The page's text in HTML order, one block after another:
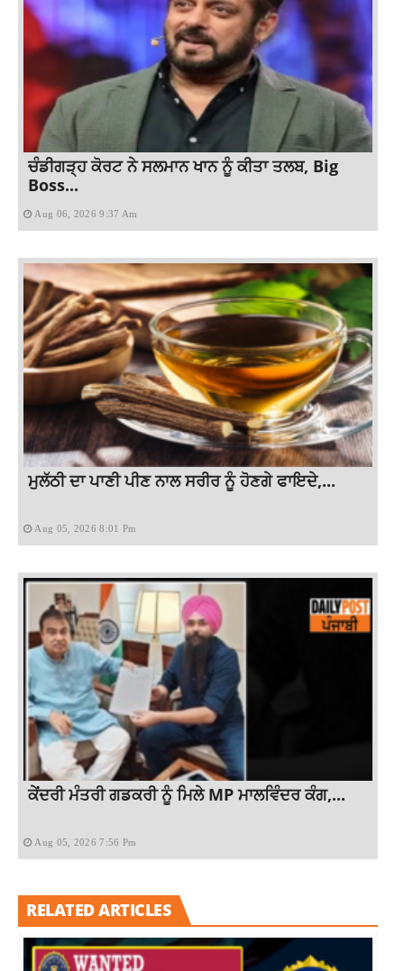
ਚੰਡੀਗੜ੍ਹ ਕੋਰਟ ਨੇ ਸਲਮਾਨ ਖਾਨ ਨੂੰ ਕੀਤਾ ਤਲਬ, Big
Boss...
Aug 06, 2026 9:37 Am
ਮੁਲੱਠੀ ਦਾ ਪਾਣੀ ਪੀਣ ਨਾਲ ਸਰੀਰ ਨੂੰ ਹੋਣਗੇ ਫਾਇਦੇ,...
Aug 05, 2026 8:01 Pm
ਕੇਂਦਰੀ ਮੰਤਰੀ ਗਡਕਰੀ ਨੂੰ ਮਿਲੇ MP ਮਾਲਵਿੰਦਰ ਕੰਗ,...
Aug 05, 2026 7:56 Pm
RELATED ARTICLES